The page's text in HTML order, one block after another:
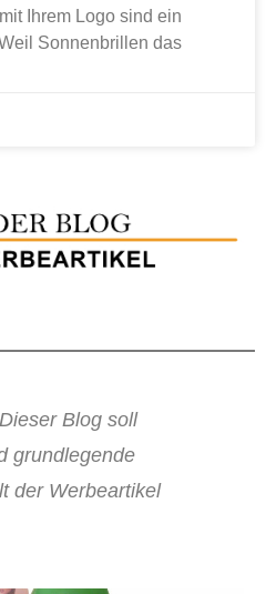
Ihrem Logo sind ein
Sonnenbrillen das
Blog soll
grundlegende
der Werbeartikel